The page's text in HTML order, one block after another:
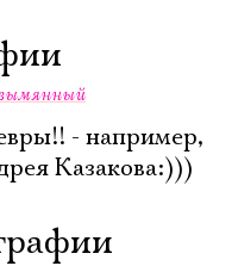
- например,
Казакова:)))